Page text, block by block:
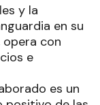
y la
en su
con
e
es un